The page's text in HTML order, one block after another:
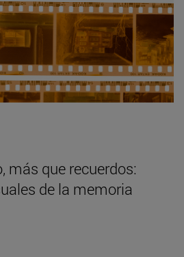
más que recuerdos:
de la memoria